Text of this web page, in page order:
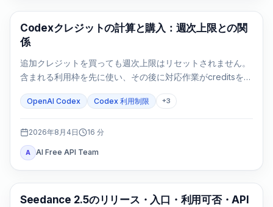
AI Development Tools
Codexクレジットの計算と購入：週次上限との関
係
追加クレジットを買っても週次上限はリセットされません。
含まれる利用枠を先に使い、その後に対応作業がcreditsを消
OpenAI Codex Codex 利用制限 +3
2026年8月4日 16 分
A AI Free API Team
AI Video Generation
Seedance 2.5のリリース・入口・利用可否・API